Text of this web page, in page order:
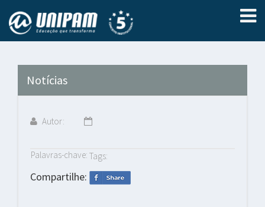
Notícias
Autor:
Palavras-chave: Tags:
Compartilhe: